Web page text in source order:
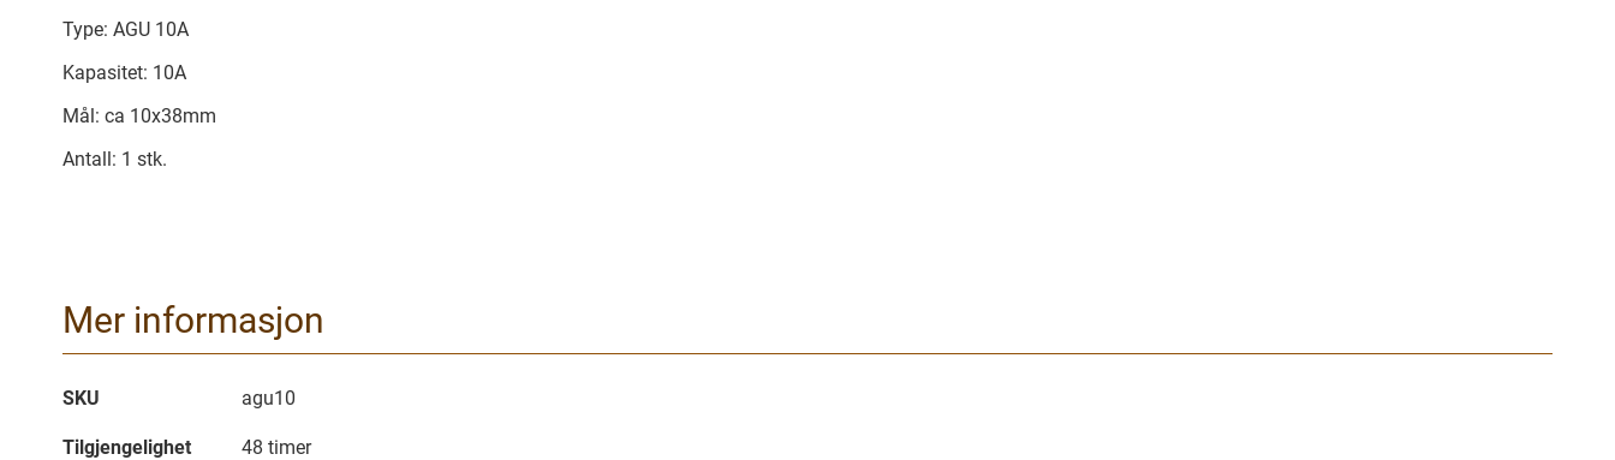
Type: AGU 10A
Kapasitet: 10A
Mål: ca 10x38mm
Antall: 1 stk.
Mer informasjon
Mer
SKU agu10
Tilgjengelighet 48 timer